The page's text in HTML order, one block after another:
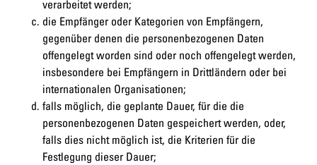
verarbeitet werden;
die Empfänger oder Kategorien von Empfängern,
gegenüber denen die personenbezogenen Daten
offengelegt worden sind oder noch offengelegt werden,
insbesondere bei Empfängern in Drittländern oder bei
internationalen Organisationen;
falls möglich, die geplante Dauer, für die die
personenbezogenen Daten gespeichert werden, oder,
falls dies nicht möglich ist, die Kriterien für die
Festlegung dieser Dauer;